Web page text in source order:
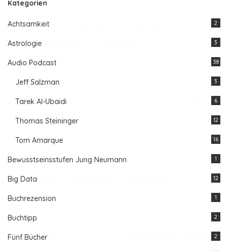
Kategorien
Achtsamkeit 2
Astrologie 3
Audio Podcast 38
Jeff Salzman 3
Tarek Al-Ubaidi 6
Thomas Steininger 12
Tom Amarque 16
Bewusstseinsstufen Jung Neumann 1
Big Data 12
Buchrezension 1
Buchtipp 2
Fünf Bücher 2